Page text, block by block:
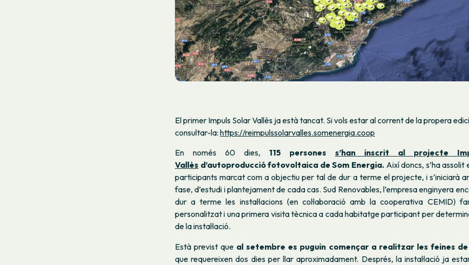
El primer Impuls Solar Vallès ja està tancat. Si vols estar al corrent de la propera
consultar-la: https://reimpulssolarvalles.somenergia.coop
En només 60 dies, 115 persones s’han inscrit al projecte
Vallès d’autoproducció fotovoltaica de Som Energia.Així doncs, s’ha assolit
participants marcat com a objectiu per tal de dur a terme el projecte, i s’iniciarà
fase, d’estudi i plantejament de cada cas. Sud Renovables, l’empresa enginyera
dur a terme les instal·lacions (en col·laboració amb la cooperativa CEMID)
personalitzat i una primera visita tècnica a cada habitatge participant per
de la instal·lació.
Està previst que al setembre es puguin començar a realitzar les feines
que requereixen dos dies per llar aproximadament. Després, la instal·lació ja